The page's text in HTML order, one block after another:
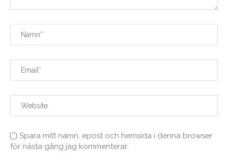
Spara mitt namn, epost och hemsida i denna browser
för nästa gång jag kommenterar.